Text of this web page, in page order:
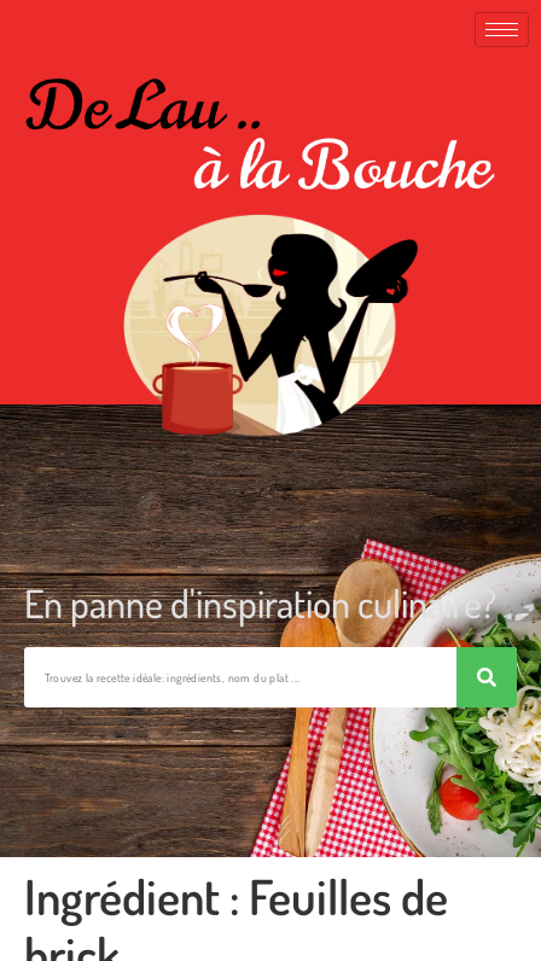
En panne d'inspiration culinaire?
Ingrédient : Feuilles de